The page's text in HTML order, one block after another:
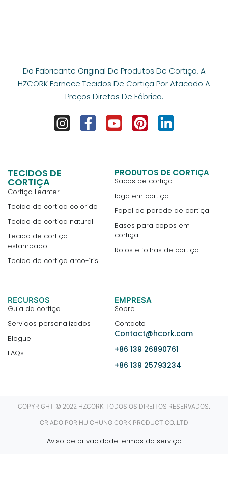
Do Fabricante Original De Produtos De Cortiça, A
HZCORK Fornece Tecidos De Cortiça Por Atacado A
Preços Diretos De Fábrica.
TECIDOS DE
CORTIÇA
Cortiça Leahter
Tecido de cortiça colorido
Tecido de cortiça natural
Tecido de cortiça
estampado
Tecido de cortiça arco-íris
PRODUTOS DE CORTIÇA
Sacos de cortiça
Ioga em cortiça
Papel de parede de cortiça
Bases para copos em
cortiça
Rolos e folhas de cortiça
RECURSOS
Guia da cortiça
Serviços personalizados
Blogue
FAQs
EMPRESA
Sobre
Contacto
Contact@hcork.com
+86 139 26890761
+86 139 25793234
COPYRIGHT © 2022 HZCORK TODOS OS DIREITOS RESERVADOS.
CRIADO POR HUICHUNG CORK PRODUCT CO.,LTD
Aviso de privacidadeTermos do serviço